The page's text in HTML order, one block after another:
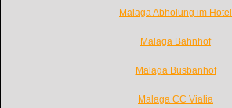
Malaga Abholung im Hotel
Malaga Bahnhof
Malaga Busbanhof
Malaga CC Vialia